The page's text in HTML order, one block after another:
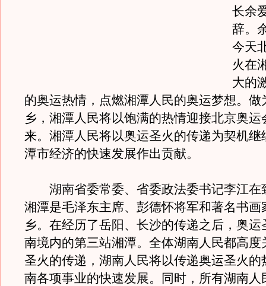
长余
辞。
今天
火在
大的
的奥运热情，点燃湘潭人民的奥运梦想。做
乡，湘潭人民将以饱满的热情迎接北京奥运
来。湘潭人民将以奥运圣火的传递为契机继
潭市经济的快速发展作出贡献。
湖南省委常委、省委政法委书记李江在
湘潭是毛泽东主席、彭德怀将军和著名书画
乡。在经历了岳阳、长沙的传递之后，奥运
南境内的第三站湘潭。全体湖南人民都高度
圣火的传递，湖南人民将以传递奥运圣火的
南各项事业的快速发展。同时，所有湖南人